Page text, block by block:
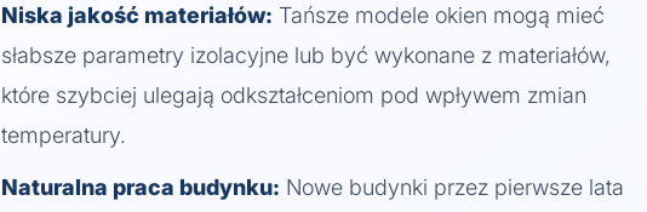
Niska jakość materiałów: Tańsze modele okien mogą mieć
słabsze parametry izolacyjne lub być wykonane z materiałów,
które szybciej ulegają odkształceniom pod wpływem zmian
temperatury.
Naturalna praca budynku: Nowe budynki przez pierwsze lata